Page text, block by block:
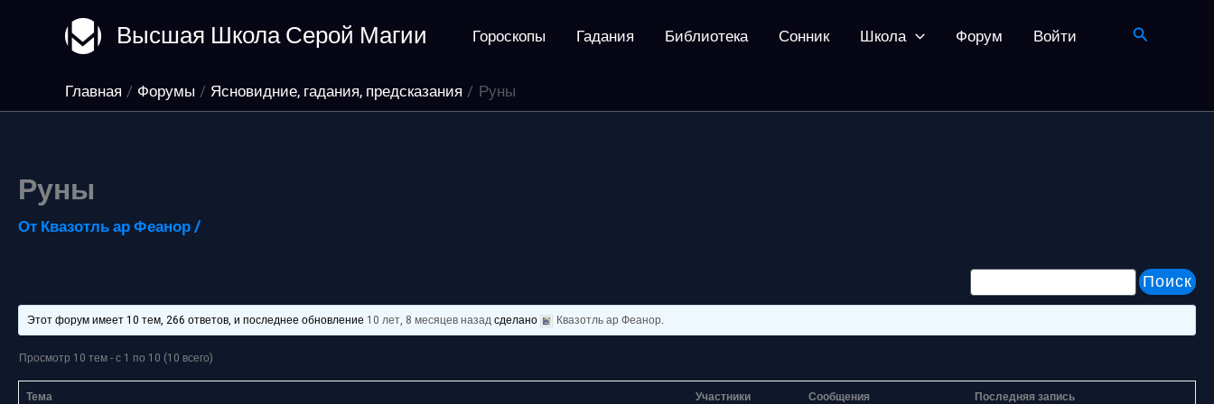
содержимому
Высшая Школа Серой Магии Гороскопы Гадания Библиотека Сонник Школа Форум Войти Поиск
Главная Форумы Ясновидние, гадания, предсказания Руны
Руны
От Квазотль ар Феанор/
Этот форум имеет 10 тем, 266 ответов, и последнее обновление 10 лет, 8 месяцев назадсделано Квазотль ар Феанор.
Просмотр 10 тем - с 1 по 10 (10 всего)
Тема Участники Сообщения Последняя запись